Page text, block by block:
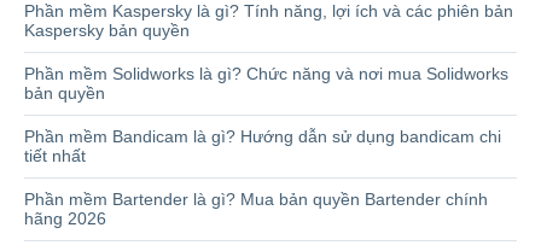
Phần mềm Kaspersky là gì? Tính năng, lợi ích và các phiên bản
Kaspersky bản quyền
Phần mềm Solidworks là gì? Chức năng và nơi mua Solidworks
bản quyền
Phần mềm Bandicam là gì? Hướng dẫn sử dụng bandicam chi
tiết nhất
Phần mềm Bartender là gì? Mua bản quyền Bartender chính
hãng 2026